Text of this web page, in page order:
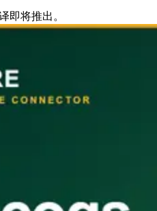
即将推出。